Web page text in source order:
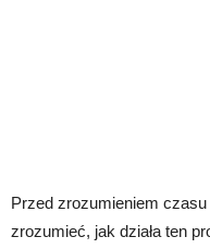
Przed zrozumieniem
zrozumieć, jak działa ten